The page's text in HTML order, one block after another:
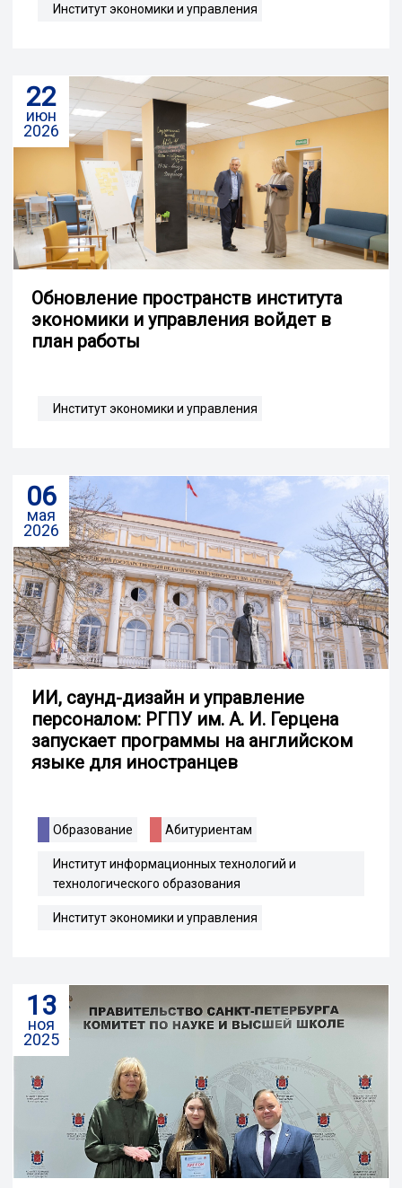
Институт экономики и управления
22
июн
2026
Обновление пространств института
экономики и управления войдет в
план работы
Институт экономики и управления
06
мая
2026
ИИ, саунд-дизайн и управление
персоналом: РГПУ им. А. И. Герцена
запускает программы на английском
языке для иностранцев
Образование Абитуриентам
Институт информационных технологий и
технологического образования
Институт экономики и управления
13
ноя
2025